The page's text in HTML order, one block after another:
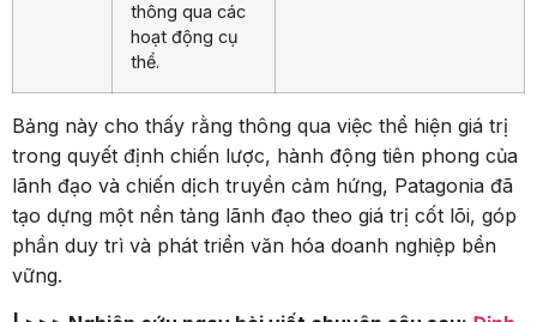
thông qua các
hoạt động cụ
thể.
Bảng này cho thấy rằng thông qua việc thể hiện giá trị
trong quyết định chiến lược, hành động tiên phong của
lãnh đạo và chiến dịch truyền cảm hứng, Patagonia đã
tạo dựng một nền tảng lãnh đạo theo giá trị cốt lõi, góp
phần duy trì và phát triển văn hóa doanh nghiệp bền
vững.